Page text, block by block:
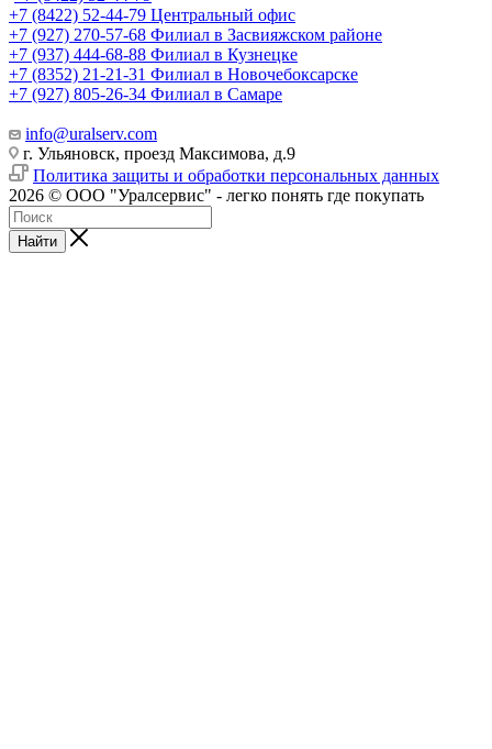
+7 (8422) 52-44-79 Центральный офис
+7 (927) 270-57-68 Филиал в Засвияжском районе
+7 (937) 444-68-88 Филиал в Кузнецке
+7 (8352) 21-21-31 Филиал в Новочебоксарске
+7 (927) 805-26-34 Филиал в Самаре
info@uralserv.com
г. Ульяновск, проезд Максимова, д.9
Политика защиты и обработки персональных данных
2026 © ООО "Уралсервис" - легко понять где покупать
Найти